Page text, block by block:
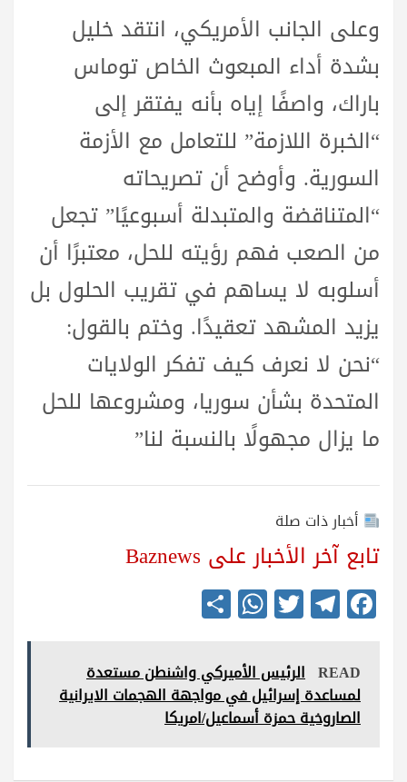
وعلى الجانب الأمريكي، انتقد خليل
بشدة أداء المبعوث الخاص توماس
باراك، واصفًا إياه بأنه يفتقر إلى
“الخبرة اللازمة” للتعامل مع الأزمة
السورية. وأوضح أن تصريحاته
“المتناقضة والمتبدلة أسبوعيًا” تجعل
من الصعب فهم رؤيته للحل، معتبرًا أن
أسلوبه لا يساهم في تقريب الحلول بل
يزيد المشهد تعقيدًا. وختم بالقول:
“نحن لا نعرف كيف تفكر الولايات
المتحدة بشأن سوريا، ومشروعها للحل
ما يزال مجهولًا بالنسبة لنا”
أخبار ذات صلة
تابع آخر الأخبار على Baznews
Fa
ce
bo
ok
Te
le
gr
a
m
T
wi
tte
r
W
ha
ts
A
pp
re READ الرئيس الأميركي واشنطن مستعدة
لمساعدة إسرائيل في مواجهة الهجمات الايرانية
الصاروخية حمزة أسماعيل/امريكا